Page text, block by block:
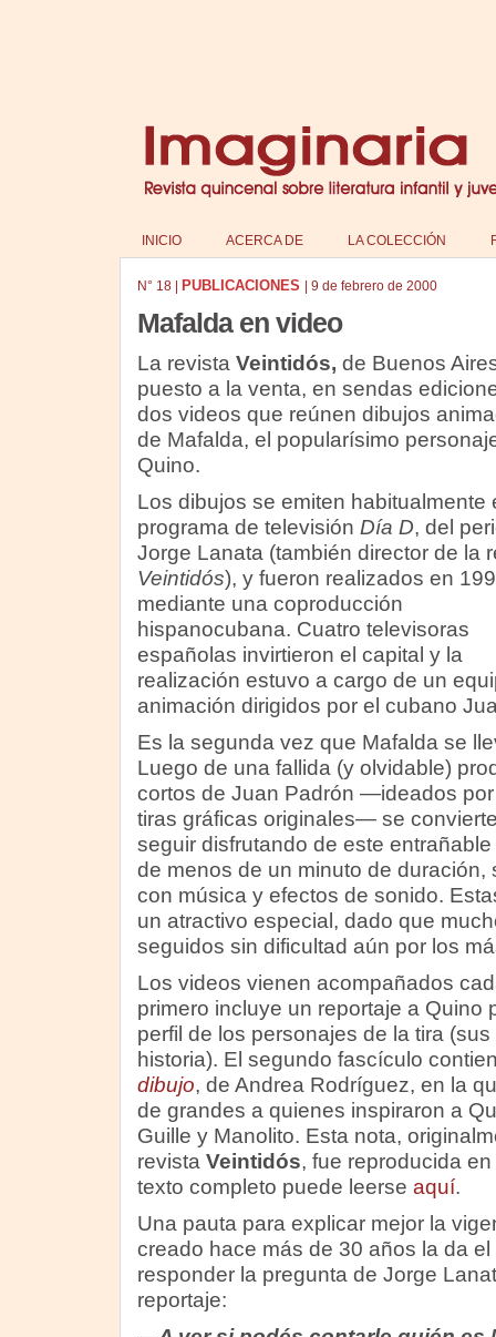
INICIO ACERCA DE LA COLECCIÓN
N° 18| PUBLICACIONES 9 de febrero de 2000
Mafalda en video
La revista Veintidós, de Buenos
puesto a la venta, en sendas
dos videos que reúnen dibujos
de Mafalda, el popularísimo
Quino.
Los dibujos se emiten habitualmente
programa de televisión Día D, del
Jorge Lanata (también director de la
Veintidós), y fueron realizados en
mediante una coproducción
hispanocubana. Cuatro televisoras
españolas invirtieron el capital y la
realización estuvo a cargo de un
animación dirigidos por el cubano
Es la segunda vez que Mafalda se
Luego de una fallida (y olvidable)
cortos de Juan Padrón —ideados
tiras gráficas originales— se
seguir disfrutando de este
de menos de un minuto de duración,
con música y efectos de sonido.
un atractivo especial, dado que
seguidos sin dificultad aún por los
Los videos vienen acompañados
primero incluye un reportaje a Quino
perfil de los personajes de la tira
historia). El segundo fascículo
dibujo, de Andrea Rodríguez, en la
de grandes a quienes inspiraron a
Guille y Manolito. Esta nota,
revista Veintidós, fue reproducida en
texto completo puede leerse aquí.
Una pauta para explicar mejor la
creado hace más de 30 años la da
responder la pregunta de Jorge
reportaje: